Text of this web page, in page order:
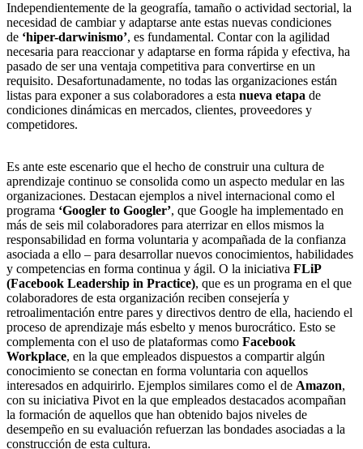
Independientemente de la geografía, tamaño o actividad sectorial, la
necesidad de cambiar y adaptarse ante estas nuevas condiciones
de ‘hiper-darwinismo’, es fundamental. Contar con la agilidad
necesaria para reaccionar y adaptarse en forma rápida y efectiva, ha
pasado de ser una ventaja competitiva para convertirse en un
requisito. Desafortunadamente, no todas las organizaciones están
listas para exponer a sus colaboradores a esta nueva etapa de
condiciones dinámicas en mercados, clientes, proveedores y
competidores.
Es ante este escenario que el hecho de construir una cultura de
aprendizaje continuo se consolida como un aspecto medular en las
organizaciones. Destacan ejemplos a nivel internacional como el
programa ‘Googler to Googler’, que Google ha implementado en
más de seis mil colaboradores para aterrizar en ellos mismos la
responsabilidad en forma voluntaria y acompañada de la confianza
asociada a ello – para desarrollar nuevos conocimientos, habilidades
y competencias en forma continua y ágil. O la iniciativa FLiP
(Facebook Leadership in Practice), que es un programa en el que
colaboradores de esta organización reciben consejería y
retroalimentación entre pares y directivos dentro de ella, haciendo el
proceso de aprendizaje más esbelto y menos burocrático. Esto se
complementa con el uso de plataformas como Facebook
Workplace, en la que empleados dispuestos a compartir algún
conocimiento se conectan en forma voluntaria con aquellos
interesados en adquirirlo. Ejemplos similares como el de Amazon,
con su iniciativa Pivot en la que empleados destacados acompañan
la formación de aquellos que han obtenido bajos niveles de
desempeño en su evaluación refuerzan las bondades asociadas a la
construcción de esta cultura.